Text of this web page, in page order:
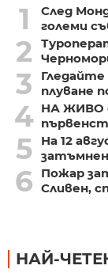
1
След
големи
2
3
плуване
4 НА ЖИВО
5
На 12
6
Пожар
Сливен,
НАЙ-